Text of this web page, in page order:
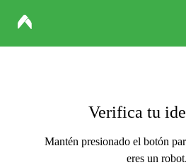
Verifica tu
Mantén presionado el botón
eres un robot.